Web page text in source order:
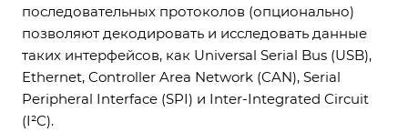
последовательных протоколов (опционально)
позволяют декодировать и исследовать данные
таких интерфейсов, как Universal Serial Bus (USB),
Ethernet, Controller Area Network (CAN), Serial
Peripheral Interface (SPI) и Inter-Integrated Circuit
(I²C).